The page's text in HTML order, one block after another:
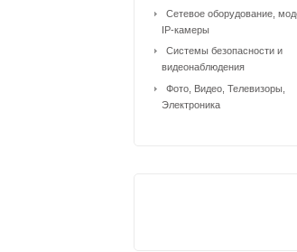
Сетевое оборудование,
IP-камеры
Системы безопасности и
видеонаблюдения
Фото, Видео, Телевизоры,
Электроника